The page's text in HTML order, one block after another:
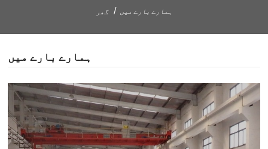
گھر ہمارے بارے میں
ہمارے بارے میں